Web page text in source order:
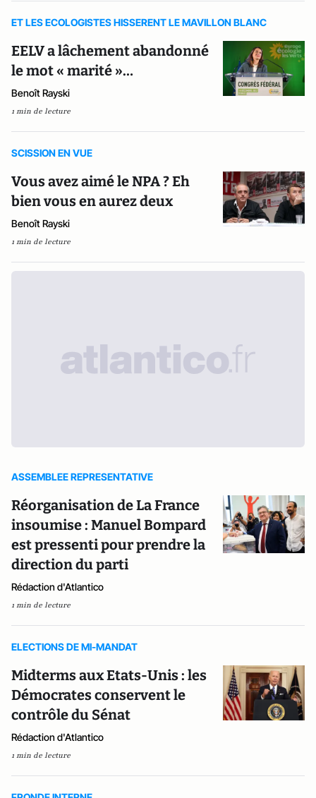
ET LES ECOLOGISTES HISSERENT LE MAVILLON BLANC
EELV a lâchement abandonné
le mot « marité »…
Benoît Rayski
1 min de lecture
SCISSION EN VUE
Vous avez aimé le NPA ? Eh
bien vous en aurez deux
Benoît Rayski
1 min de lecture
ASSEMBLEE REPRESENTATIVE
Réorganisation de La France
insoumise : Manuel Bompard
est pressenti pour prendre la
direction du parti
Rédaction d'Atlantico
1 min de lecture
ELECTIONS DE MI-MANDAT
Midterms aux Etats-Unis : les
Démocrates conservent le
contrôle du Sénat
Rédaction d'Atlantico
1 min de lecture